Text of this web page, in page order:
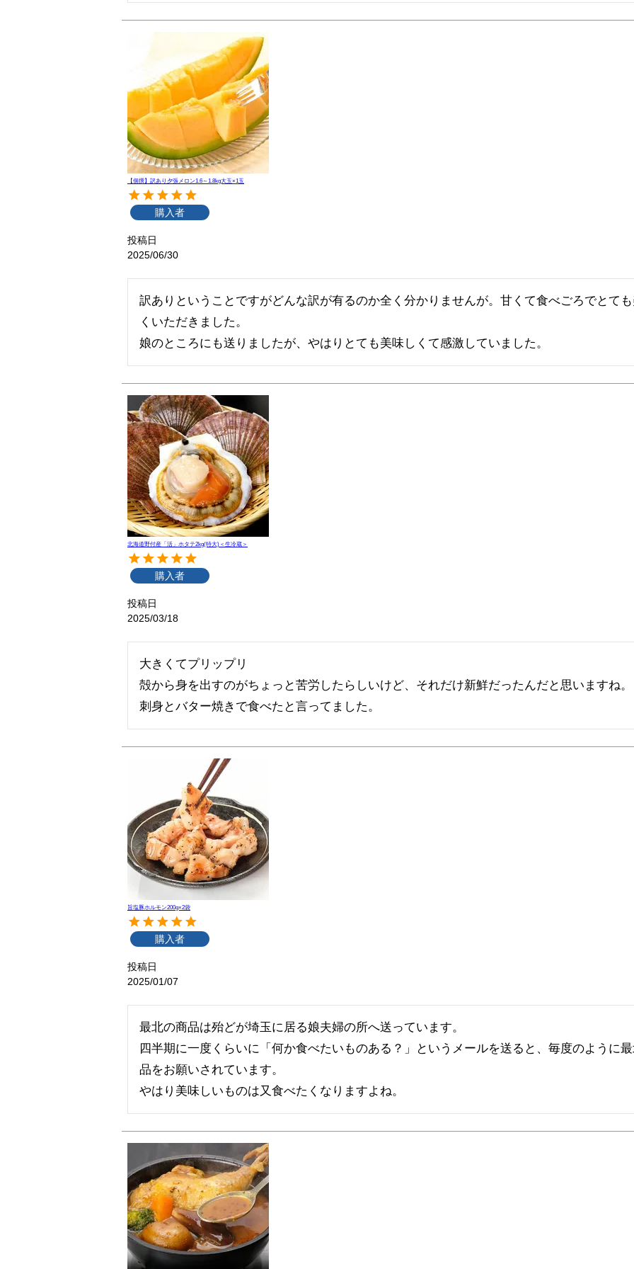
【個撰】訳あり夕張メロン1.6～1.8kg大玉×1玉
購入者
投稿日
2025/06/30
訳ありということですがどんな訳が有るのか全く分かりませんが。甘くて食べごろでとて
くいただきました。
娘のところにも送りましたが、やはりとても美味しくて感激していました。
北海道野付産「活」ホタテ2kg(特大)＜生冷蔵＞
購入者
投稿日
2025/03/18
大きくてプリップリ
殻から身を出すのがちょっと苦労したらしいけど、それだけ新鮮だったんだと思いますね。
刺身とバター焼きで食べたと言ってました。
旨塩豚ホルモン200g×2袋
購入者
投稿日
2025/01/07
最北の商品は殆どが埼玉に居る娘夫婦の所へ送っています。
四半期に一度くらいに「何か食べたいものある？」というメールを送ると、毎度のように
品をお願いされています。
やはり美味しいものは又食べたくなりますよね。